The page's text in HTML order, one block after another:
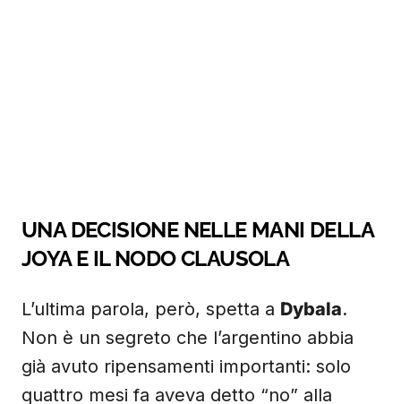
UNA DECISIONE NELLE MANI DELLA
JOYA E IL NODO CLAUSOLA
L’ultima parola, però, spetta a Dybala.
Non è un segreto che l’argentino abbia
già avuto ripensamenti importanti: solo
quattro mesi fa aveva detto “no” alla